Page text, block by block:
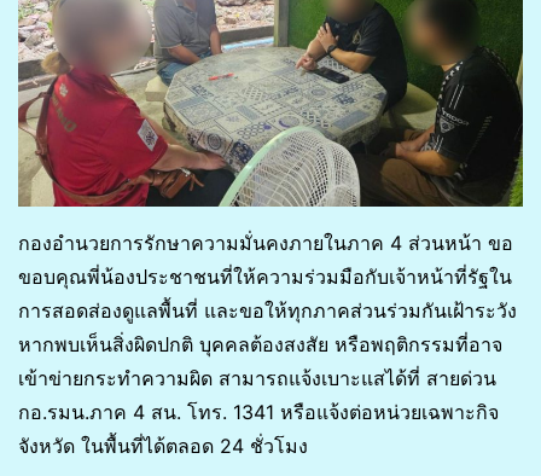
กองอำนวยการรักษาความมั่นคงภายในภาค 4 ส่วนหน้า ขอ
ขอบคุณพี่น้องประชาชนที่ให้ความร่วมมือกับเจ้าหน้าที่รัฐใน
การสอดส่องดูแลพื้นที่ และขอให้ทุกภาคส่วนร่วมกันเฝ้าระวัง
หากพบเห็นสิ่งผิดปกติ บุคคลต้องสงสัย หรือพฤติกรรมที่อาจ
เข้าข่ายกระทำความผิด สามารถแจ้งเบาะแสได้ที่ สายด่วน
กอ.รมน.ภาค 4 สน. โทร. 1341 หรือแจ้งต่อหน่วยเฉพาะกิจ
จังหวัด ในพื้นที่ได้ตลอด 24 ชั่วโมง